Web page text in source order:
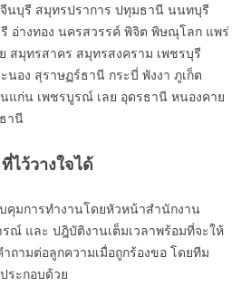
นบุรี สมุทรปราการ ปทุมธานี นนทบุรี
อ่างทอง นครสวรรค์ พิจิต พิษณุโลก แพร่
สมุทรสาคร สมุทรสงคราม เพชรบุรี
อง สุราษฏร์ธานี กระบี่ พังงา ภูเก็ต
แก่น เพชรบูรณ์ เลย อุดรธานี หนองคาย
านี
ไว้วางใจได้
คุมการทำงานโดยหัวหน้าสำนักงาน
ณ์ และ ปฎิบัติงานเต็มเวลาพร้อมที่จะให้
ถามต่อลูกความเมื่อถูกร้องขอ โดยทีม
ระกอบด้วย